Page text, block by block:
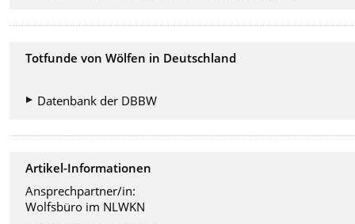
Totfunde von Wölfen in Deutschland
Datenbank der DBBW
Artikel-Informationen
Ansprechpartner/in:
Wolfsbüro im NLWKN